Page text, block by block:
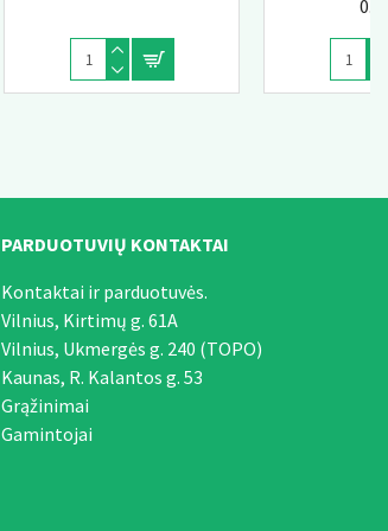
PARDUOTUVIŲ KONTAKTAI
Kontaktai ir parduotuvės.
Vilnius, Kirtimų g. 61A
Vilnius, Ukmergės g. 240 (TOPO)
Kaunas, R. Kalantos g. 53
Grąžinimai
Gamintojai